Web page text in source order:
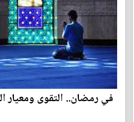
في رمضان.. التقوى ومعيار